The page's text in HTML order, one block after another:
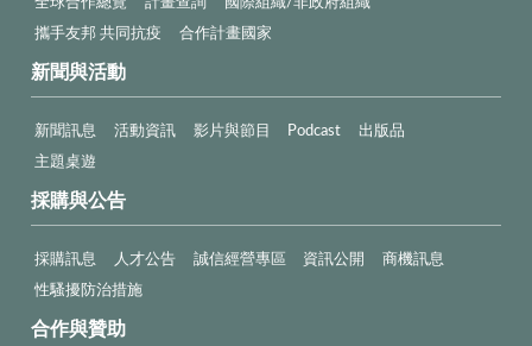
全球合作總覽 計畫查詢
國際組織/非政府組織
攜手友邦 共同抗疫
合作計畫國家
新聞與活動
新聞訊息 活動資訊 影片與節目 Podcast
出版品
主題桌遊
採購與公告
採購訊息 人才公告 誠信經營專區 資訊公開
商機訊息
性騷擾防治措施
合作與贊助